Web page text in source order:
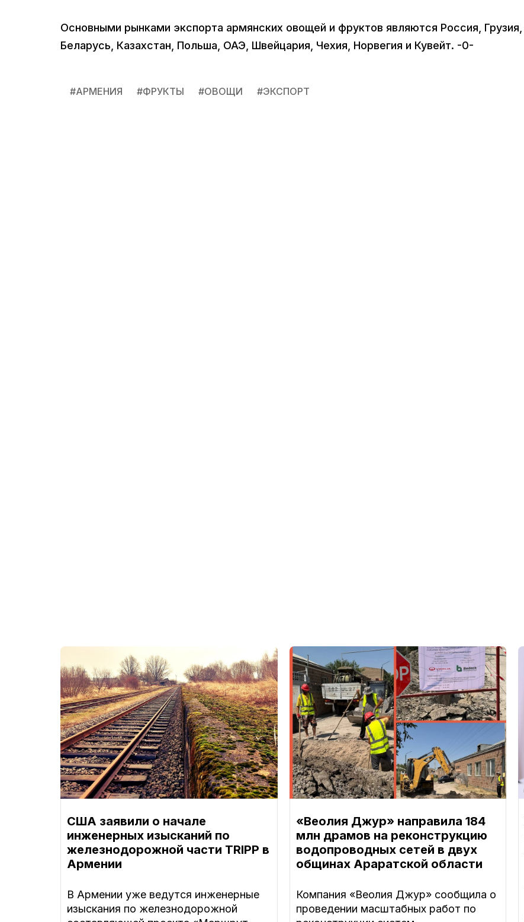
Основными рынками экспорта армянских овощей и фруктов являются Россия, Грузия,
Беларусь, Казахстан, Польша, ОАЭ, Швейцария, Чехия, Норвегия и Кувейт. -0-
#АРМЕНИЯ #ФРУКТЫ #ОВОЩИ #ЭКСПОРТ
США заявили о начале
инженерных изысканий по
железнодорожной части TRIPP в
Армении
В Армении уже ведутся инженерные
изыскания по железнодорожной
«Веолия Джур» направила 184
млн драмов на реконструкцию
водопроводных сетей в двух
общинах Араратской области
Компания «Веолия Джур» сообщила о
проведении масштабных работ по